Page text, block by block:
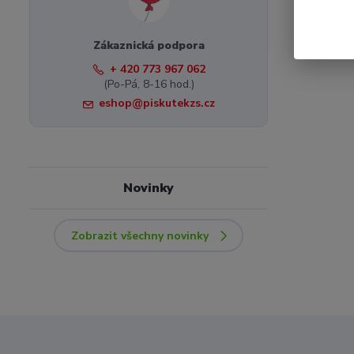
Zákaznická podpora
+ 420 773 967 062
(Po-Pá, 8-16 hod.)
eshop@piskutekzs.cz
Novinky
Zobrazit všechny novinky